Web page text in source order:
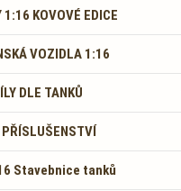
1:16 KOVOVÉ EDICE
VOZIDLA 1:16
DLE TANKŮ
PŘÍSLUŠENSTVÍ
Stavebnice tanků